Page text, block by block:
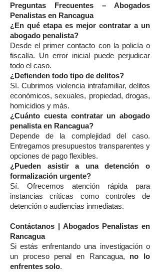
Preguntas Frecuentes – Abogados
Penalistas en Rancagua
¿En qué etapa es mejor contratar a un
abogado penalista?
Desde el primer contacto con la policía o
fiscalía. Un error inicial puede perjudicar
todo el caso.
¿Defienden todo tipo de delitos?
Sí. Cubrimos violencia intrafamiliar, delitos
económicos, sexuales, propiedad, drogas,
homicidios y más.
¿Cuánto cuesta contratar un abogado
penalista en Rancagua?
Depende de la complejidad del caso.
Entregamos presupuestos transparentes y
opciones de pago flexibles.
¿Pueden asistir a una detención o
formalización urgente?
Sí. Ofrecemos atención rápida para
instancias críticas como controles de
detención o audiencias inmediatas.
Contáctanos | Abogados Penalistas en
Rancagua
Si estás enfrentando una investigación o
un proceso penal en Rancagua, no lo
enfrentes solo.